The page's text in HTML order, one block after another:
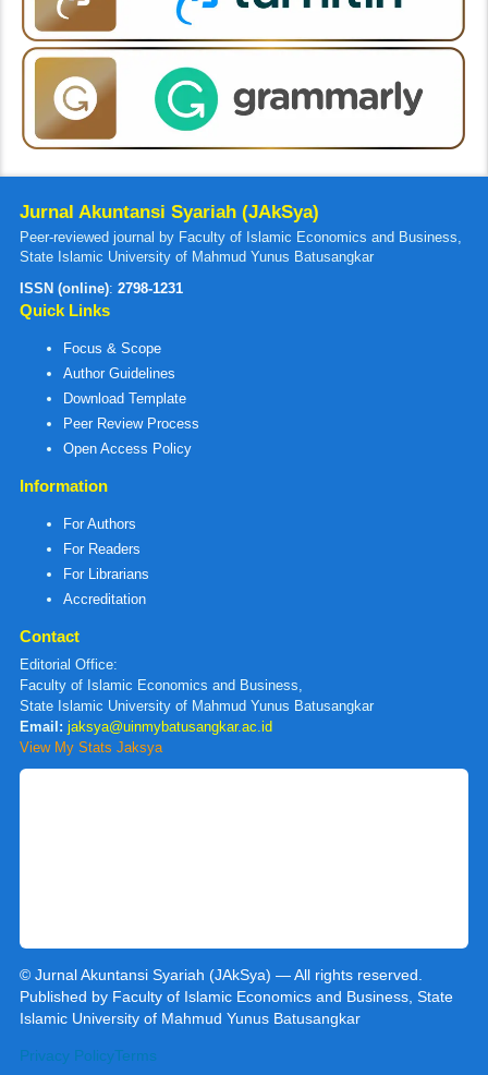
Jurnal Akuntansi Syariah (JAkSya)
Peer-reviewed journal by Faculty of Islamic Economics and Business,
State Islamic University of Mahmud Yunus Batusangkar
ISSN (online): 2798-1231
Quick Links
Focus & Scope
Author Guidelines
Download Template
Peer Review Process
Open Access Policy
Information
For Authors
For Readers
For Librarians
Accreditation
Contact
Editorial Office:
Faculty of Islamic Economics and Business,
State Islamic University of Mahmud Yunus Batusangkar
Email: jaksya@uinmybatusangkar.ac.id
View My Stats Jaksya
© Jurnal Akuntansi Syariah (JAkSya) — All rights reserved.
Published by Faculty of Islamic Economics and Business, State
Islamic University of Mahmud Yunus Batusangkar
Privacy PolicyTerms